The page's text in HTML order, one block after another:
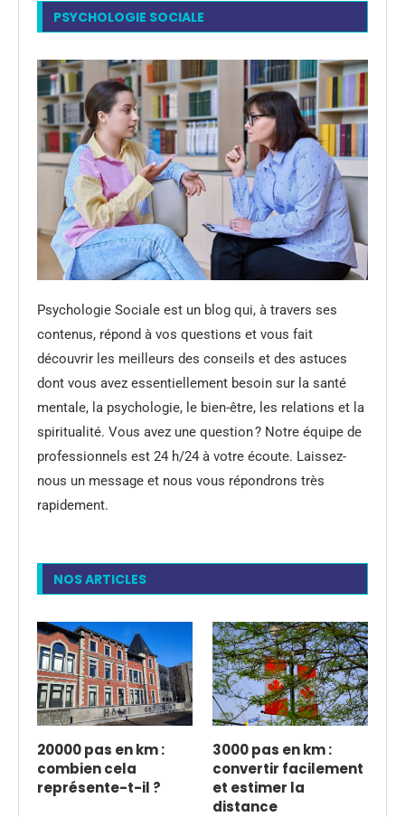
PSYCHOLOGIE SOCIALE
Psychologie Sociale est un blog qui, à travers ses
contenus, répond à vos questions et vous fait
découvrir les meilleurs des conseils et des astuces
dont vous avez essentiellement besoin sur la santé
mentale, la psychologie, le bien-être, les relations et la
spiritualité. Vous avez une question ? Notre équipe de
professionnels est 24 h/24 à votre écoute. Laissez-
nous un message et nous vous répondrons très
rapidement.
NOS ARTICLES
20000 pas en km :
combien cela
représente-t-il ?
3000 pas en km :
convertir facilement
et estimer la
distance